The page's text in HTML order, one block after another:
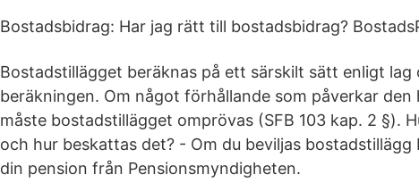
Bostadsbidrag: Har jag rätt till bostadsbidrag?
Bostadstillägget beräknas på ett särskilt sätt enligt lag
beräkningen. Om något förhållande som påverkar
måste bostadstillägget omprövas (SFB 103 kap. 2 §).
och hur beskattas det? - Om du beviljas
din pension från Pensionsmyndigheten.